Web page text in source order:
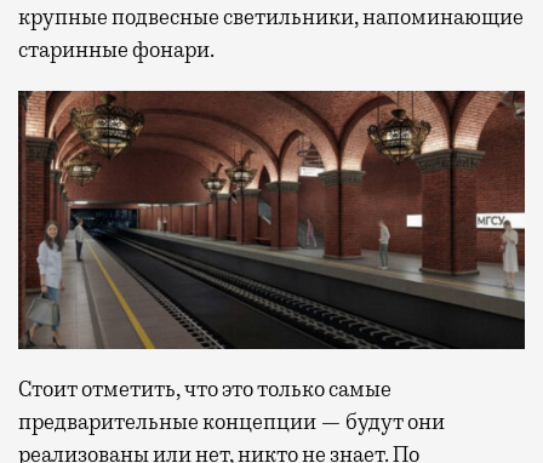
крупные подвесные светильники, напоминающие
старинные фонари.
Стоит отметить, что это только самые
предварительные концепции — будут они
реализованы или нет, никто не знает. По